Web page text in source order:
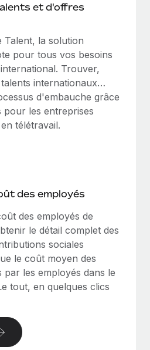
et d'offres
Talent, la solution
pour tous vos besoins
Trouver,
internationaux…
d'embauche grâce
pour les entreprises
télétravail.
des employés
des employés de
le détail complet des
sociales
le coût moyen des
par les employés dans le
tout, en quelques clics